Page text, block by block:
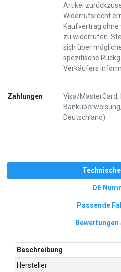
Artikel
Widerrufsrecht
Kaufvertrag
zu widerrufen.
sich über
spezifische
Verkäufers
Zahlungen
Visa/MasterCard,
Deutschland)
OE
Passende
Bewertungen
Beschreibung
Hersteller